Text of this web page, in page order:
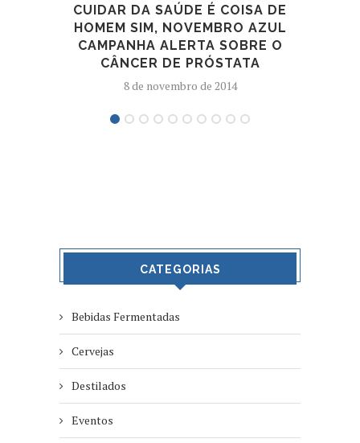
CUIDAR DA SAÚDE É COISA DE
HOMEM SIM, NOVEMBRO AZUL
CAMPANHA ALERTA SOBRE O
CÂNCER DE PRÓSTATA
8 de novembro de 2014
CATEGORIAS
Bebidas Fermentadas
Cervejas
Destilados
Eventos